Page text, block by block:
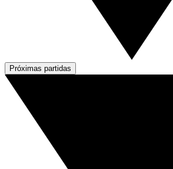
Próximas partidas